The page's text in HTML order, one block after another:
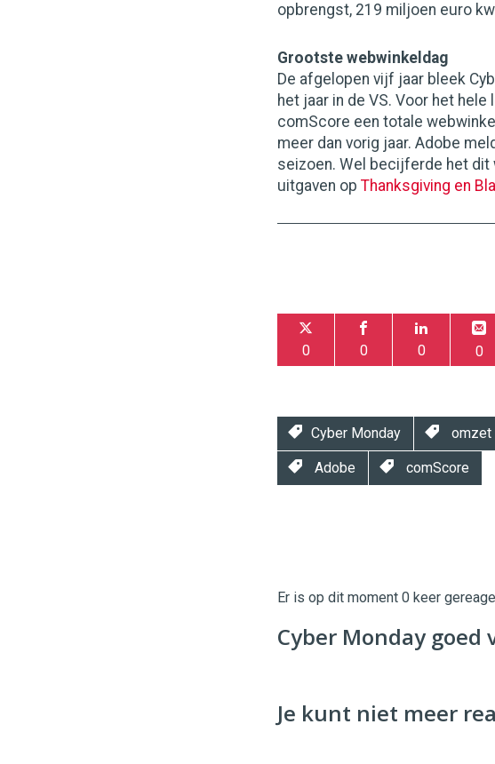
opbrengst, 219 miljoen euro
Grootste webwinkeldag
De afgelopen vijf jaar bleek
het jaar in de VS. Voor het hele
comScore een totale
meer dan vorig jaar. Adobe
seizoen. Wel becijferde het
uitgaven op Thanksgiving en
0 0 0 0
Cyber Monday omzet
Adobe comScore
Digital
9654
Er is op dit moment 0 keer
Cyber Monday
Je kunt niet meer